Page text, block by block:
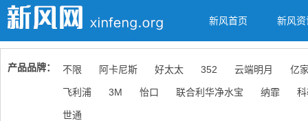
新风首页 新风资
产品品牌： 不限 阿卡尼斯 好太太 352 云端明月 亿
飞利浦 3M 怡口 联合利华净水宝 纳霏
世通